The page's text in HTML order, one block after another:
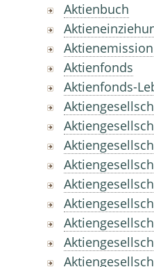
Aktienbuch
Aktienemission
Aktienfonds
Aktienfonds-